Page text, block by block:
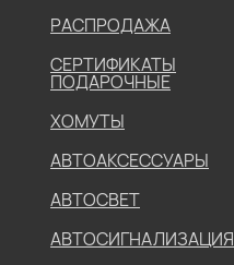
РАСПРОДАЖА
СЕРТИФИКАТЫ
ПОДАРОЧНЫЕ
ХОМУТЫ
АВТОАКСЕССУАРЫ
АВТОСВЕТ
АВТОСИГНАЛИЗАЦИЯ